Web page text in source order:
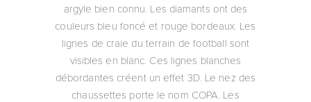
argyle bien connu. Les diamants ont des
couleurs bleu foncé et rouge bordeaux. Les
lignes de craie du terrain de football sont
visibles en blanc. Ces lignes blanches
débordantes créent un effet 3D. Le nez des
chaussettes porte le nom COPA. Les